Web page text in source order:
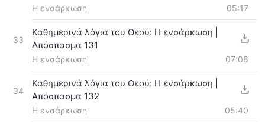
Η ενσάρκωση 05:17
33
Καθημερινά λόγια του Θεού: Η ενσάρκωση |
Απόσπασμα 131
Η ενσάρκωση 07:08
34
Καθημερινά λόγια του Θεού: Η ενσάρκωση |
Απόσπασμα 132
Η ενσάρκωση 05:40